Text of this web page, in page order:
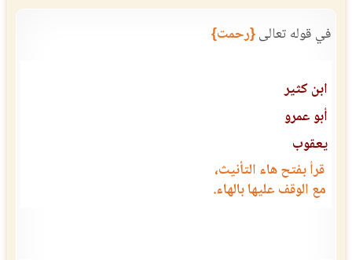
في قوله تعالى{رحمت}
ابن كثير
أبو عمرو
يعقوب
قرأ بفتح هاء التأنيث،
مع الوقف عليها بالهاء.